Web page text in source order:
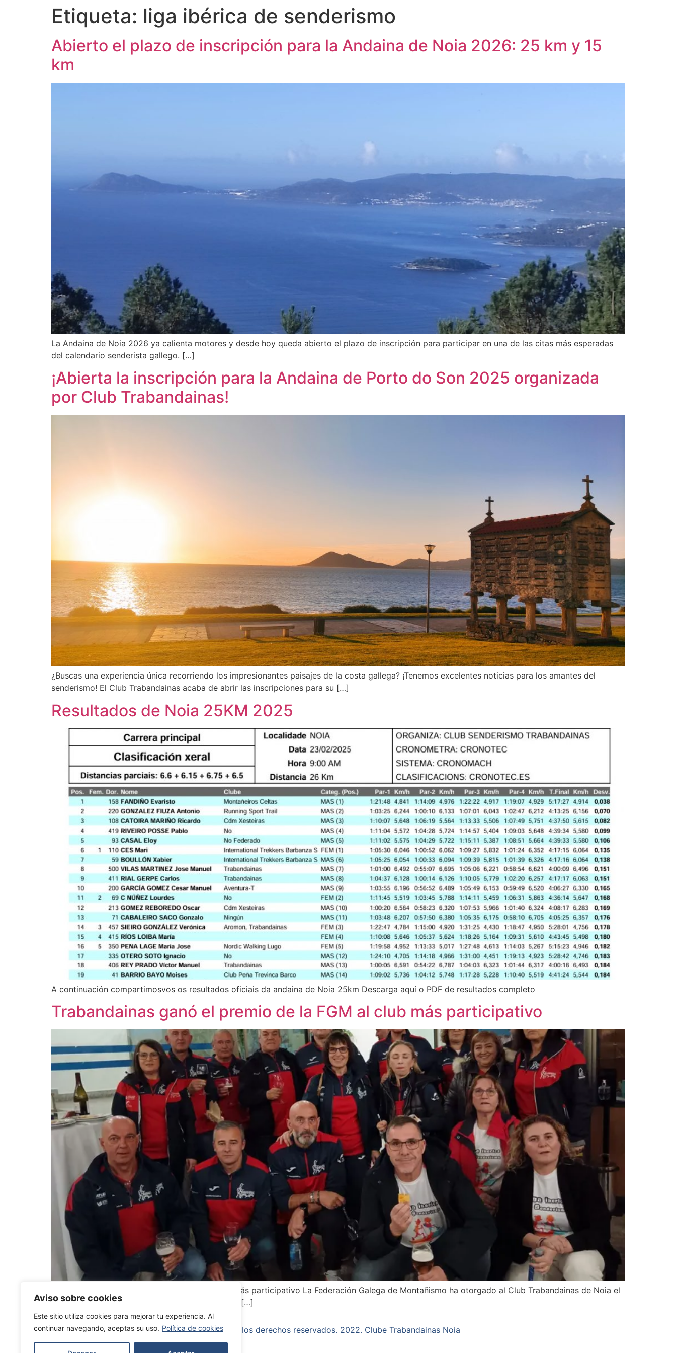
Aviso sobre cookies
Este sitio utiliza cookies para mejorar tu experiencia. Al
continuar navegando, aceptas su uso. Política de cookies
Etiqueta: liga ibérica de senderismo
Abierto el plazo de inscripción para la Andaina de Noia 2026: 25 km y 15
km
La Andaina de Noia 2026 ya calienta motores y desde hoy queda abierto el plazo de inscripción para participar en una de las citas más esperadas
del calendario senderista gallego. […]
¡Abierta la inscripción para la Andaina de Porto do Son 2025 organizada
por Club Trabandainas!
¿Buscas una experiencia única recorriendo los impresionantes paisajes de la costa gallega? ¡Tenemos excelentes noticias para los amantes del
senderismo! El Club Trabandainas acaba de abrir las inscripciones para su […]
Resultados de Noia 25KM 2025
A continuación compartimosvos os resultados oficiais da andaina de Noia 25km Descarga aquí o PDF de resultados completo
Trabandainas ganó el premio de la FGM al club más participativo
Trabandainas ganó el premio de la FGM al club más participativo La Federación Galega de Montañismo ha otorgado al Club Trabandainas de Noia el
prestigioso reconocimiento como la entidad más […]
Todos los derechos reservados. 2022. Clube Trabandainas Noia